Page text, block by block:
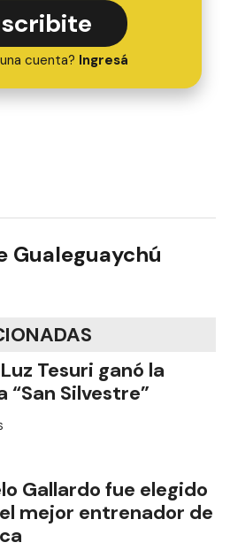
cuenta? Ingresá
Gualeguaychú
Tesuri ganó la
“San Silvestre”
Gallardo fue elegido
mejor entrenador de